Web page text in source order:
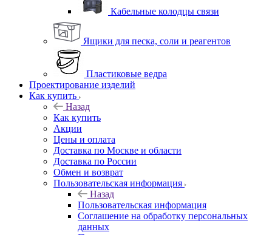
Кабельные колодцы связи
Ящики для песка, соли и реагентов
Пластиковые ведра
Проектирование изделий
Как купить
Назад
Как купить
Акции
Цены и оплата
Доставка по Москве и области
Доставка по России
Обмен и возврат
Пользовательская информация
Назад
Пользовательская информация
Соглашение на обработку персональных
данных